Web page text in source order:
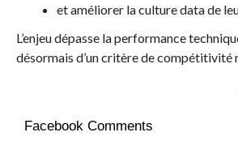
et améliorer la culture data de
L’enjeu dépasse la performance
désormais d’un critère de compétitivité
Facebook Comments